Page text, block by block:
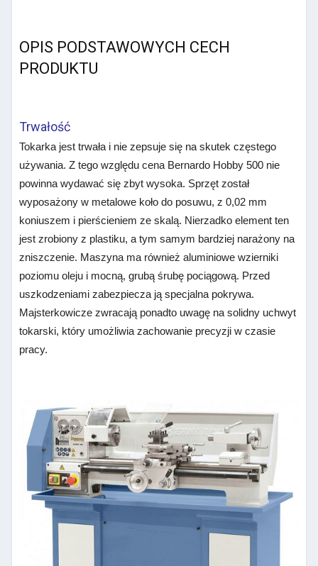
OPIS PODSTAWOWYCH CECH
PRODUKTU
Trwałość
Tokarka jest trwała i nie zepsuje się na skutek częstego
używania. Z tego względu cena Bernardo Hobby 500 nie
powinna wydawać się zbyt wysoka. Sprzęt został
wyposażony w metalowe koło do posuwu, z 0,02 mm
koniuszem i pierścieniem ze skalą. Nierzadko element ten
jest zrobiony z plastiku, a tym samym bardziej narażony na
zniszczenie. Maszyna ma również aluminiowe wzierniki
poziomu oleju i mocną, grubą śrubę pociągową. Przed
uszkodzeniami zabezpiecza ją specjalna pokrywa.
Majsterkowicze zwracają ponadto uwagę na solidny uchwyt
tokarski, który umożliwia zachowanie precyzji w czasie
pracy.